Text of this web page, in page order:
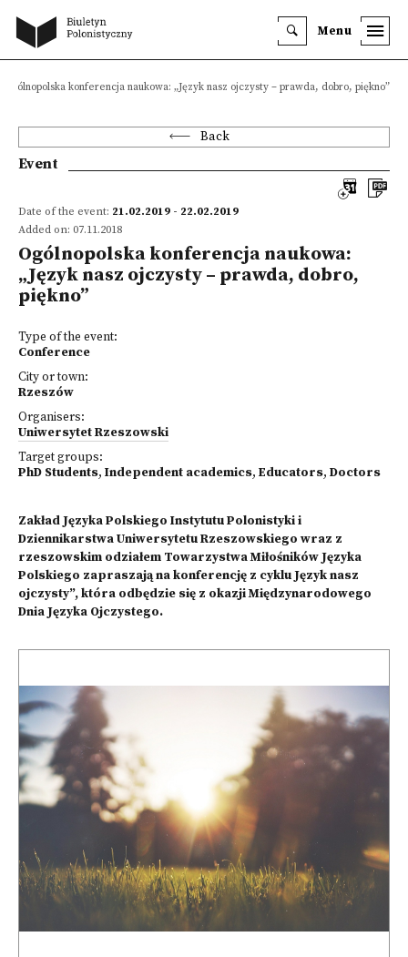
Menu
Ogólnopolska konferencja naukowa: „Język nasz ojczysty – prawda, dobro, piękno”
Back
Event
Date of the event: 21.02.2019 - 22.02.2019
Added on: 07.11.2018
Ogólnopolska konferencja naukowa:
„Język nasz ojczysty – prawda, dobro,
piękno”
Type of the event:
Conference
City or town:
Rzeszów
Organisers:
Uniwersytet Rzeszowski
Target groups:
PhD Students, Independent academics, Educators, Doctors
Zakład Języka Polskiego Instytutu Polonistyki i
Dziennikarstwa Uniwersytetu Rzeszowskiego wraz z
rzeszowskim odziałem Towarzystwa Miłośników Języka
Polskiego zapraszają na konferencję z cyklu Język nasz
ojczysty”, która odbędzie się z okazji Międzynarodowego
Dnia Języka Ojczystego.